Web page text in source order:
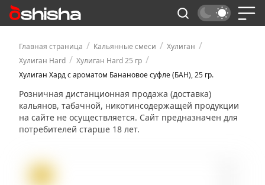
Главная страница / Кальянные смеси / Хулиган /
Хулиган Hard / Хулиган Hard 25 гр /
Хулиган Хард с ароматом Банановое суфле (БАН), 25 гр.
Розничная дистанционная продажа (доставка)
кальянов, табачной, никотинсодержащей продукции
на сайте не осуществляется. Сайт предназначен для
потребителей старше 18 лет.